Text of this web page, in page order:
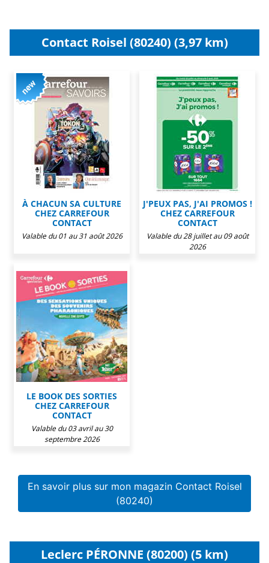
Contact Roisel (80240) (3,97 km)
À CHACUN SA CULTURE
CHEZ CARREFOUR
CONTACT
Valable du 01 au 31 août 2026
J'PEUX PAS, J'AI PROMOS !
CHEZ CARREFOUR
CONTACT
Valable du 28 juillet au 09 août
2026
LE BOOK DES SORTIES
CHEZ CARREFOUR
CONTACT
Valable du 03 avril au 30
septembre 2026
En savoir plus sur mon magazin Contact Roisel
(80240)
Leclerc PÉRONNE (80200) (5 km)